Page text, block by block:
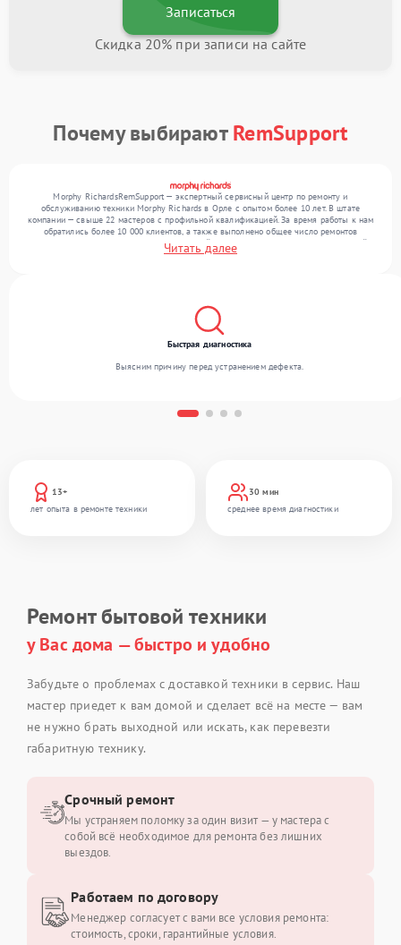
Записаться
Скидка 20% при записи на сайте
Почему выбираютRemSupport
Morphy RichardsRemSupport — экспертный сервисный центр по ремонту и
обслуживанию техники Morphy Richards в Орле с опытом более 10 лет. В штате
компании — свыше 22 мастеров с профильной квалификацией. За время работы к нам
обратились более 10 000 клиентов, а также выполнено общее число ремонтов
превысило 12 000. Ежемесячно в сервисный центр поступает более 300 обращений,
включая , , . Мы работаем с широким спектром неисправностей и гарантируем
Читать далее
13+
лет опыта в ремонте техники
30 мин
среднее время диагностики
Быстрая диагностика
Выясним причину перед устранением дефекта.
Ремонт бытовой техники
у Вас дома — быстро и удобно
Забудьте о проблемах с доставкой техники в сервис. Наш
мастер приедет к вам домой и сделает всё на месте — вам
не нужно брать выходной или искать, как перевезти
габаритную технику.
Срочный ремонт
Мы устраняем поломку за один визит — у мастера с
собой всё необходимое для ремонта без лишних
выездов.
Работаем по договору
Менеджер согласует с вами все условия ремонта:
стоимость, сроки, гарантийные условия.